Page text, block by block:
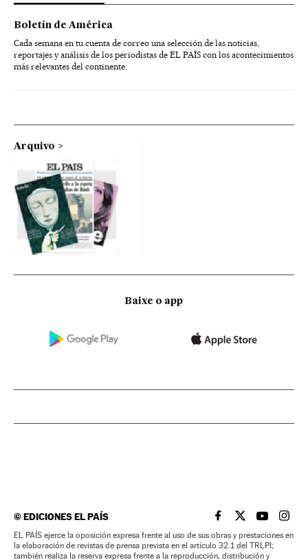
Boletín de América
Cada semana en tu cuenta de correo una selección de las noticias,
reportajes y análisis de los periodistas de EL PAÍS con los acontecimientos
más relevantes del continente.
Arquivo
Baixe o app
©EDICIONES EL PAÍS EL PAÍS BRASIL EN
EL PAÍSEL PAÍS
EL
EL PAÍS ejerce la oposición expresa frente al uso de sus obras y prestaciones en
la elaboración de revistas de prensa prevista en el artículo 32.1 del TRLPI;
también realiza la reserva expresa frente a la reproducción, distribución y